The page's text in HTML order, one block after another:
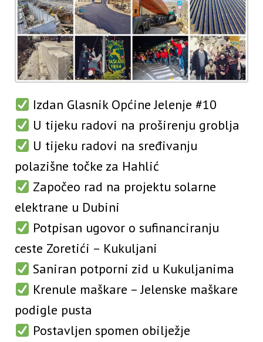
Izdan Glasnik Općine Jelenje #10
U tijeku radovi na proširenju groblja
U tijeku radovi na sređivanju
polazišne točke za Hahlić
Započeo rad na projektu solarne
elektrane u Dubini
Potpisan ugovor o sufinanciranju
ceste Zoretići – Kukuljani
Saniran potporni zid u Kukuljanima
Krenule maškare – Jelenske maškare
podigle pusta
Postavljen spomen obilježje